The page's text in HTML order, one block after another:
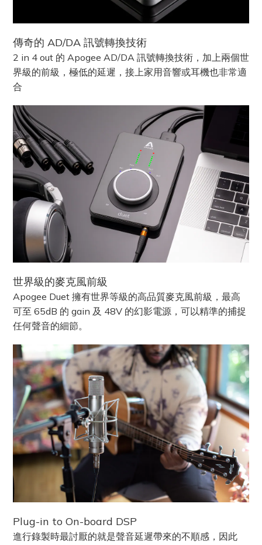
傳奇的 AD/DA 訊號轉換技術
2 in 4 out 的 Apogee AD/DA 訊號轉換技術，加上兩個世
界級的前級，極低的延遲，接上家用音響或耳機也非常適
合
世界級的麥克風前級
Apogee Duet 擁有世界等級的高品質麥克風前級，最高
可至 65dB 的 gain 及 48V 的幻影電源，可以精準的捕捉
任何聲音的細節。
Plug-in to On-board DSP
進行錄製時最討厭的就是聲音延遲帶來的不順感，因此